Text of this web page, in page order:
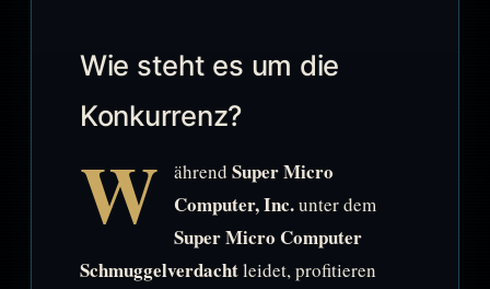
Wie steht es um die
Konkurrenz?
W ährend Super Micro
Computer, Inc.unter dem
Super Micro Computer
Schmuggelverdachtleidet, profitieren